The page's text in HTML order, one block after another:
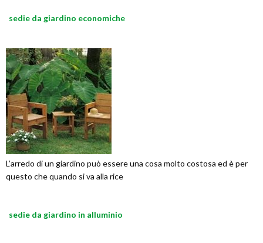
sedie da giardino economiche
L’arredo di un giardino può essere una cosa molto costosa ed è per
questo che quando si va alla rice
sedie da giardino in alluminio